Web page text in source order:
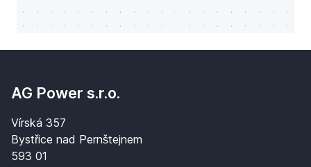
AG Power s.r.o.
Vírská 357
Bystřice nad Pernštejnem
593 01